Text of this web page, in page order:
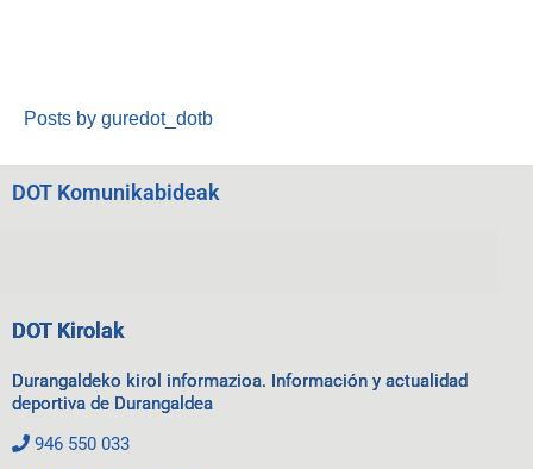
Posts by guredot_dotb
DOT Komunikabideak
DOT Kirolak
Durangaldeko kirol informazioa. Información y actualidad
deportiva de Durangaldea
946 550 033